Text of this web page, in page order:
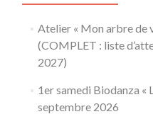
Atelier « Mon arbre de
(COMPLET : liste
2027)
1er samedi Biodanza «
septembre 2026